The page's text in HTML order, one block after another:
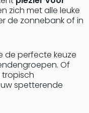
zich met alle leuke
de zonnebank of in
de perfecte keuze
Of
spetterende